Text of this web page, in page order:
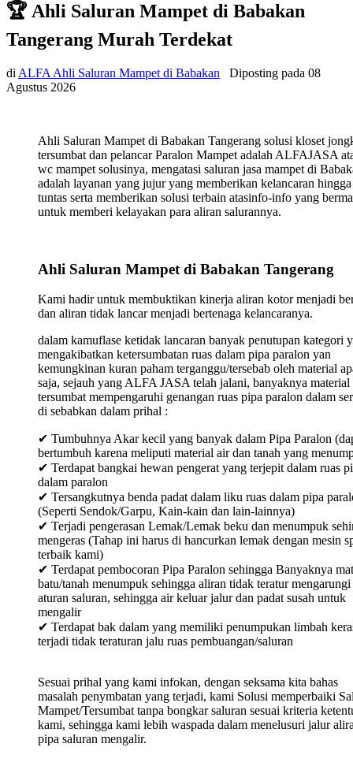
🏆 Ahli Saluran Mampet di Babakan
Tangerang Murah Terdekat
di ALFA Ahli Saluran Mampet di Babakan Diposting pada 08
Agustus 2026
Ahli Saluran Mampet di Babakan Tangerang solusi kloset
tersumbat dan pelancar Paralon Mampet adalah ALFAJASA
wc mampet solusinya, mengatasi saluran jasa mampet di
adalah layanan yang jujur yang memberikan kelancaran hingga
tuntas serta memberikan solusi terbain atasinfo-info yang
untuk memberi kelayakan para aliran salurannya.
Ahli Saluran Mampet di Babakan Tangerang
Kami hadir untuk membuktikan kinerja aliran kotor menjadi
dan aliran tidak lancar menjadi bertenaga kelancaranya.
dalam kamuflase ketidak lancaran banyak penutupan kategori
mengakibatkan ketersumbatan ruas dalam pipa paralon yan
kemungkinan kuran paham terganggu/tersebab oleh material
saja, sejauh yang ALFA JASA telah jalani, banyaknya material
tersumbat mempengaruhi genangan ruas pipa paralon dalam
di sebabkan dalam prihal :
✔ Tumbuhnya Akar kecil yang banyak dalam Pipa Paralon
bertumbuh karena meliputi material air dan tanah yang
✔ Terdapat bangkai hewan pengerat yang terjepit dalam ruas
dalam paralon
✔ Tersangkutnya benda padat dalam liku ruas dalam pipa
(Seperti Sendok/Garpu, Kain-kain dan lain-lainnya)
✔ Terjadi pengerasan Lemak/Lemak beku dan menumpuk
mengeras (Tahap ini harus di hancurkan lemak dengan mesin
terbaik kami)
✔ Terdapat pembocoran Pipa Paralon sehingga Banyaknya
batu/tanah menumpuk sehingga aliran tidak teratur mengarungi
aturan saluran, sehingga air keluar jalur dan padat susah untuk
mengalir
✔ Terdapat bak dalam yang memiliki penumpukan limbah
terjadi tidak teraturan jalu ruas pembuangan/saluran
Sesuai prihal yang kami infokan, dengan seksama kita bahas
masalah penymbatan yang terjadi, kami Solusi memperbaiki
Mampet/Tersumbat tanpa bongkar saluran sesuai kriteria
kami, sehingga kami lebih waspada dalam menelusuri jalur
pipa saluran mengalir.